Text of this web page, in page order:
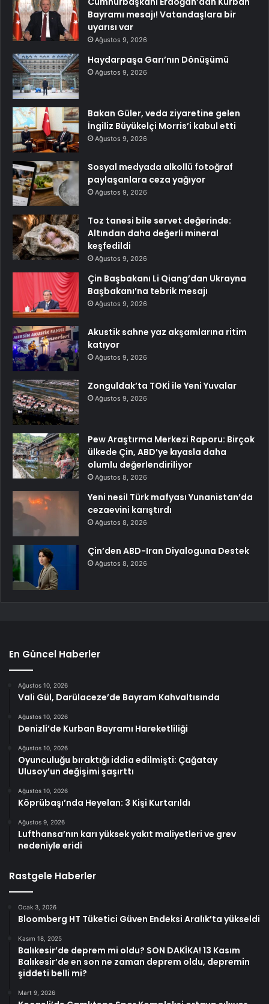
Bayramı mesajı! Vatandaşlara bir
uyarısı var
Ağustos 9, 2026
Haydarpaşa Garı’nın Dönüşümü
Ağustos 9, 2026
Bakan Güler, veda ziyaretine gelen
İngiliz Büyükelçi Morris’i kabul etti
Ağustos 9, 2026
Sosyal medyada alkollü fotoğraf
paylaşanlara ceza yağıyor
Ağustos 9, 2026
Toz tanesi bile servet değerinde:
Altından daha değerli mineral
keşfedildi
Ağustos 9, 2026
Çin Başbakanı Li Qiang’dan Ukrayna
Başbakanı’na tebrik mesajı
Ağustos 9, 2026
Akustik sahne yaz akşamlarına ritim
katıyor
Ağustos 9, 2026
Zonguldak’ta TOKİ ile Yeni Yuvalar
Ağustos 9, 2026
Pew Araştırma Merkezi Raporu: Birçok
ülkede Çin, ABD’ye kıyasla daha
olumlu değerlendiriliyor
Ağustos 8, 2026
Yeni nesil Türk mafyası Yunanistan’da
cezaevini karıştırdı
Ağustos 8, 2026
Çin’den ABD-Iran Diyaloguna Destek
Ağustos 8, 2026
En Güncel Haberler
Ağustos 10, 2026
Vali Gül, Darülaceze’de Bayram Kahvaltısında
Ağustos 10, 2026
Denizli’de Kurban Bayramı Hareketliliği
Ağustos 10, 2026
Oyunculuğu bıraktığı iddia edilmişti: Çağatay
Ulusoy’un değişimi şaşırttı
Ağustos 10, 2026
Köprübaşı’nda Heyelan: 3 Kişi Kurtarıldı
Ağustos 9, 2026
Lufthansa’nın karı yüksek yakıt maliyetleri ve grev
nedeniyle eridi
Rastgele Haberler
Ocak 3, 2026
Bloomberg HT Tüketici Güven Endeksi Aralık’ta yükseldi
Kasım 18, 2025
Balıkesir’de deprem mi oldu? SON DAKİKA! 13 Kasım
Balıkesir’de en son ne zaman deprem oldu, depremin
şiddeti belli mi?
Mart 9, 2026